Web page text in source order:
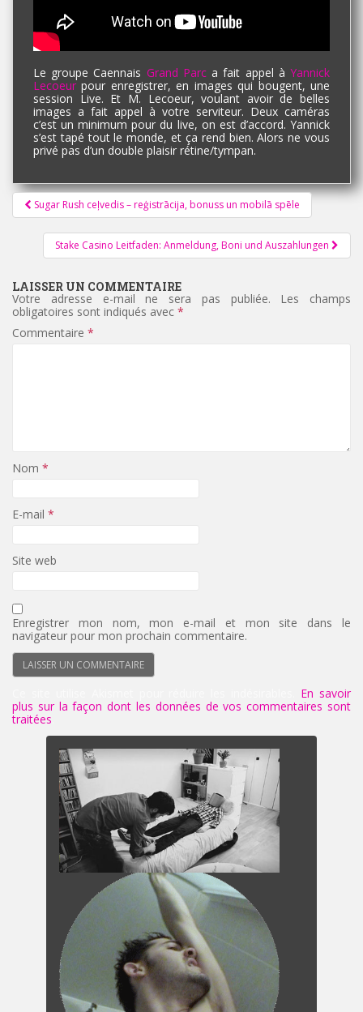
Le groupe Caennais Grand Parca fait appel àYannick
Lecoeurpour enregistrer, en images qui bougent, une
session Live. Et M. Lecoeur, voulant avoir de belles
images a fait appel à votre serviteur. Deux caméras
c’est un minimum pour du live, on est d’accord. Yannick
s’est tapé tout le monde, et ça rend bien. Alors ne vous
privé pas d’un double plaisir rétine/tympan.
Pagination
d'article
Sugar Rush ceļvedis – reģistrācija, bonuss un mobilā spēle
Stake Casino Leitfaden: Anmeldung, Boni und Auszahlungen
LAISSER UN COMMENTAIRE
Votre adresse e-mail ne sera pas publiée.
Les champs
obligatoires sont indiqués avec *
Commentaire *
Nom *
E-mail *
Site web
Enregistrer mon nom, mon e-mail et mon site dans le
navigateur pour mon prochain commentaire.
En savoir
plus sur la façon dont les données de vos commentaires sont
traitées